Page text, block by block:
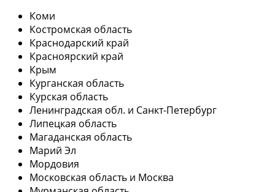
Коми
Костромская область
Краснодарский край
Красноярский край
Крым
Курганская область
Курская область
Ленинградская обл. и Санкт-Петербург
Липецкая область
Магаданская область
Марий Эл
Мордовия
Московская область и Москва